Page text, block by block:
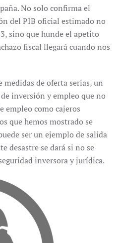
No solo confirma el
del PIB oficial estimado no
sino que hunde el apetito
fiscal llegará cuando nos
de oferta serias, un
inversión y empleo que no
empleo como cajeros
que hemos mostrado se
ser un ejemplo de salida
desastre se dará si no se
inversora y jurídica.